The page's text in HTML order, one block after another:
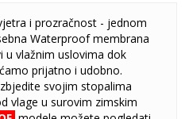
i prozračnost - jednom
Waterproof membrana
u vlažnim uslovima dok
prijatno i udobno.
svojim stopalima
vlage u surovim zimskim